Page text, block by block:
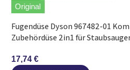
Original
Fugendüse Dyson 967482-01
Zubehördüse 2in1 für
17,74 €